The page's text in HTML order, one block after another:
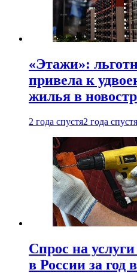
«Этажи»:
привела к
жилья в
2 года спустя2 года спустя
Спрос на
в России за год